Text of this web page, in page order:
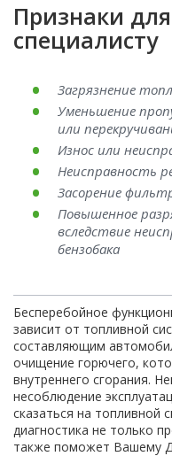
Признаки
специалисту
Загрязнение
Уменьшение
или
Износ или
Неисправность
Засорение
Повышенное
вследствие
бензобака
Бесперебойное
зависит от топливной
составляющим
очищение горючего,
внутреннего сгорания.
несоблюдение
сказаться на топливной
диагностика не только
также поможет Вашему